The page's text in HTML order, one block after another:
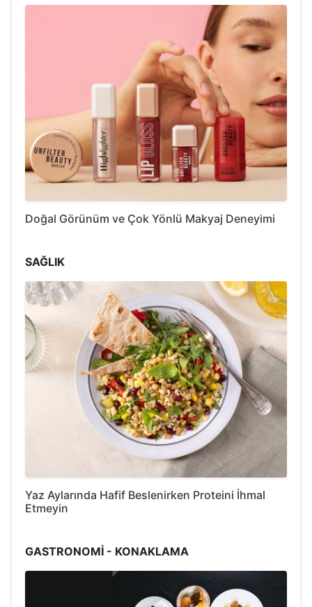
Doğal Görünüm ve Çok Yönlü Makyaj Deneyimi
SAĞLIK
Yaz Aylarında Hafif Beslenirken Proteini İhmal
Etmeyin
GASTRONOMİ - KONAKLAMA